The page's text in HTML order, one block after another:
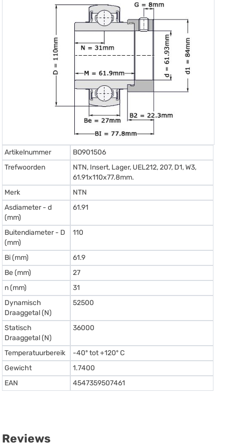
Artikelnummer
BO901506
Trefwoorden
NTN, Insert, Lager, UEL212, 207, D1, W3,
61.91x110x77.8mm.
Merk
NTN
Asdiameter - d
(mm)
61.91
Buitendiameter - D
(mm)
110
Bi (mm)
61.9
Be (mm)
27
n (mm)
31
Dynamisch
Draaggetal (N)
52500
Statisch
Draaggetal (N)
36000
Temperatuurbereik
-40º tot +120º C
Gewicht
1.7400
EAN
4547359507461
Reviews